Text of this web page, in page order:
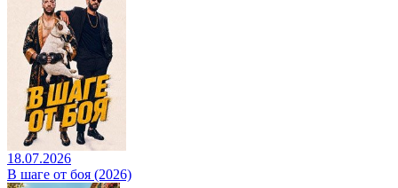
18.07.2026
В шаге от боя (2026)